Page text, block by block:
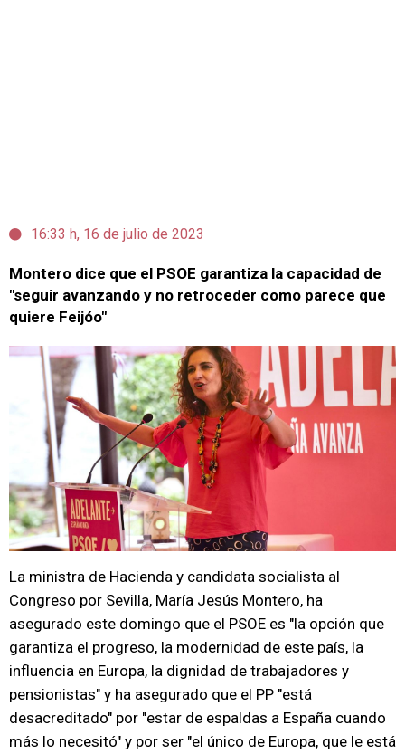
16:33 h, 16 de julio de 2023
Montero dice que el PSOE garantiza la capacidad de
"seguir avanzando y no retroceder como parece que
quiere Feijóo"
La ministra de Hacienda y candidata socialista al
Congreso por Sevilla, María Jesús Montero, ha
asegurado este domingo que el PSOE es "la opción que
garantiza el progreso, la modernidad de este país, la
influencia en Europa, la dignidad de trabajadores y
pensionistas" y ha asegurado que el PP "está
desacreditado" por "estar de espaldas a España cuando
más lo necesitó" y por ser "el único de Europa, que le está